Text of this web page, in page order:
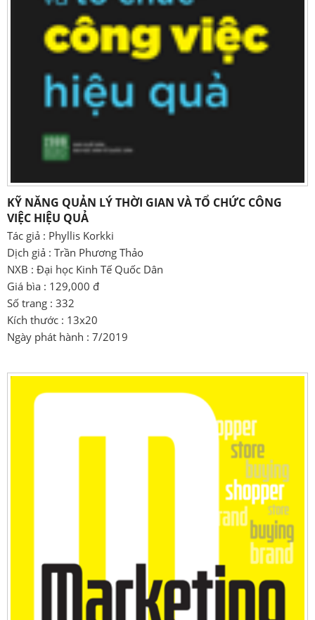
KỸ NĂNG QUẢN LÝ THỜI GIAN VÀ TỔ CHỨC CÔNG
VIỆC HIỆU QUẢ
Tác giả : Phyllis Korkki
Dịch giả : Trần Phương Thảo
NXB : Đại học Kinh Tế Quốc Dân
Giá bìa : 129,000 đ
Số trang : 332
Kích thước : 13x20
Ngày phát hành : 7/2019